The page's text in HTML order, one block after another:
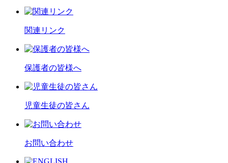
関連リンク
保護者の皆様へ
児童生徒の皆さん
お問い合わせ